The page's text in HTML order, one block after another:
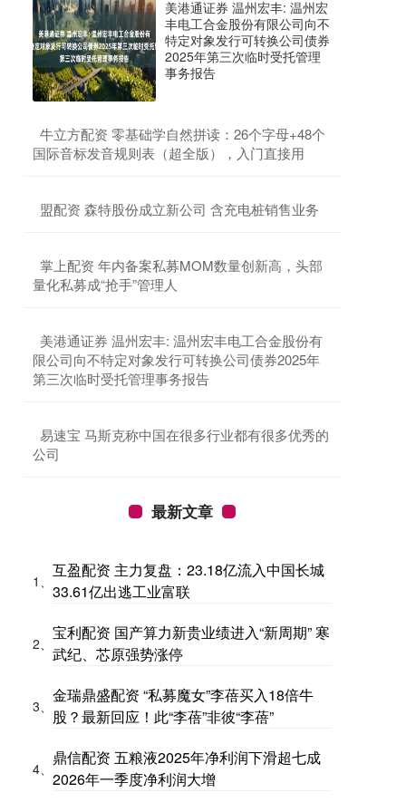
美港通证券 温州宏丰: 温州宏
丰电工合金股份有限公司向不
特定对象发行可转换公司债券
2025年第三次临时受托管理
事务报告
​牛立方配资 零基础学自然拼读：26个字母+48个
国际音标发音规则表（超全版），入门直接用
​盟配资 森特股份成立新公司 含充电桩销售业务
​掌上配资 年内备案私募MOM数量创新高，头部
量化私募成“抢手”管理人
​美港通证券 温州宏丰: 温州宏丰电工合金股份有
限公司向不特定对象发行可转换公司债券2025年
第三次临时受托管理事务报告
​易速宝 马斯克称中国在很多行业都有很多优秀的
公司
最新文章
1、
互盈配资 主力复盘：23.18亿流入中国长城
33.61亿出逃工业富联
2、
宝利配资 国产算力新贵业绩进入“新周期” 寒
武纪、芯原强势涨停
3、
金瑞鼎盛配资 “私募魔女”李蓓买入18倍牛
股？最新回应！此“李蓓”非彼“李蓓”
4、
鼎信配资 五粮液2025年净利润下滑超七成
2026年一季度净利润大增